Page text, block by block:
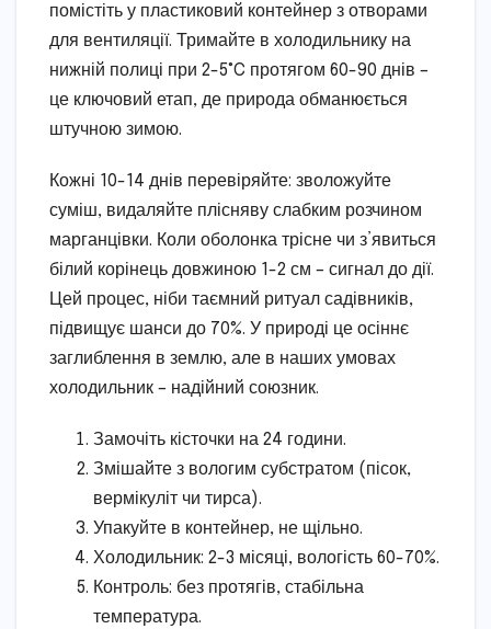
помістіть у пластиковий контейнер з отворами
для вентиляції. Тримайте в холодильнику на
нижній полиці при 2-5°C протягом 60-90 днів –
це ключовий етап, де природа обманюється
штучною зимою.
Кожні 10-14 днів перевіряйте: зволожуйте
суміш, видаляйте плісняву слабким розчином
марганцівки. Коли оболонка трісне чи з’явиться
білий корінець довжиною 1-2 см – сигнал до дії.
Цей процес, ніби таємний ритуал садівників,
підвищує шанси до 70%. У природі це осіннє
заглиблення в землю, але в наших умовах
холодильник – надійний союзник.
Замочіть кісточки на 24 години.
Змішайте з вологим субстратом (пісок,
вермікуліт чи тирса).
Упакуйте в контейнер, не щільно.
Холодильник: 2-3 місяці, вологість 60-70%.
Контроль: без протягів, стабільна
температура.